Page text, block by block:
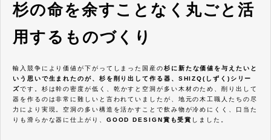
杉の命を余すことなく丸ごと活
用するものづくり
輸入競争により価値が下がってしまった国産の杉に新たな価値を与えたいと
いう思いで生まれたのが、杉を削り出して作る器、SHIZQ(しずく)シリー
ズです。杉は幹の密度が低く、乾かすと空洞が多い木材のため、削り出して
器を作るのは非常に難しいと言われていましたが、地元の木工職人たちの尽
力により実現。空洞の多い構造を活かすことで飲み物が冷めにくく、口当た
りも滑らかな器に仕上がり、 GOOD DESIGN賞も受賞 しました。